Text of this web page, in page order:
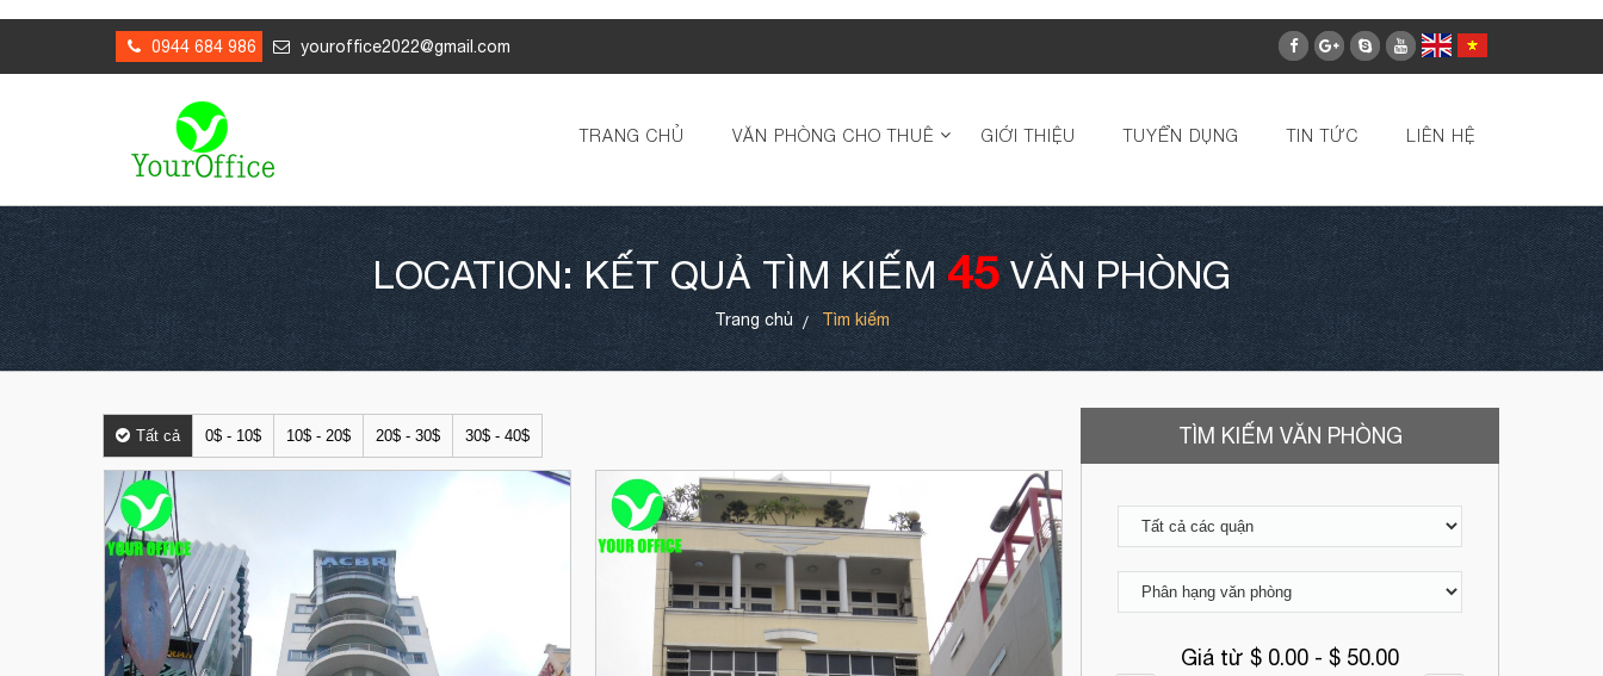
0944 684 986 youroffice2022@gmail.com
TRANG CHỦ VĂN PHÒNG CHO THUÊ GIỚI THIỆU TUYỂN DỤNG TIN TỨC LIÊN HỆ
LOCATION: KẾT QUẢ TÌM KIẾM45VĂN PHÒNG
Trang chủ Tìm kiếm
TÌM KIẾM VĂN PHÒNG
Giá từ $ 0.00 - $ 50.00
Tất cả 0$ - 10$ 10$ - 20$ 20$ - 30$ 30$ - 40$